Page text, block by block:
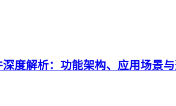
度解析：功能架构、应用场景